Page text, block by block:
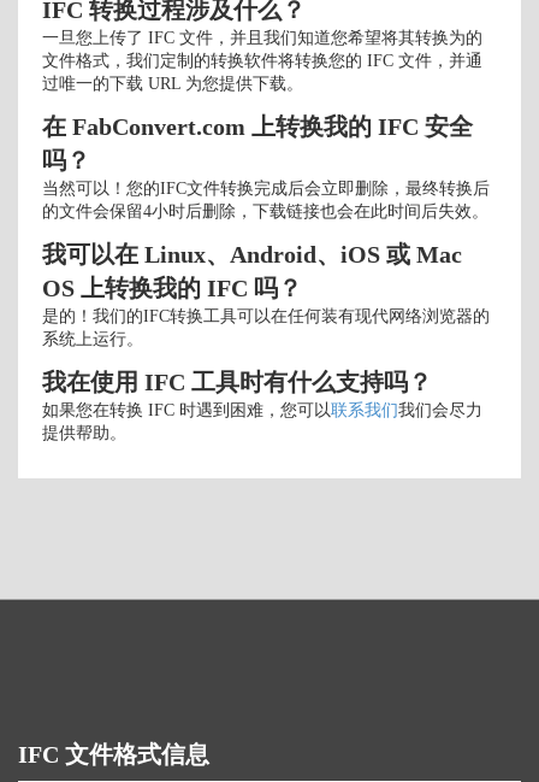
IFC 转换过程涉及什么？
一旦您上传了 IFC 文件，并且我们知道您希望将其转换为的
文件格式，我们定制的转换软件将转换您的 IFC 文件，并通
过唯一的下载 URL 为您提供下载。
在 FabConvert.com 上转换我的 IFC 安全
吗？
当然可以！您的IFC文件转换完成后会立即删除，最终转换后
的文件会保留4小时后删除，下载链接也会在此时间后失效。
我可以在 Linux、Android、iOS 或 Mac
OS 上转换我的 IFC 吗？
是的！我们的IFC转换工具可以在任何装有现代网络浏览器的
系统上运行。
我在使用 IFC 工具时有什么支持吗？
如果您在转换 IFC 时遇到困难，您可以联系我们我们会尽力
提供帮助。
IFC 文件格式信息